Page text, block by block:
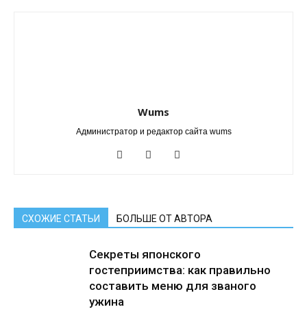
Wums
Администратор и редактор сайта wums
СХОЖИЕ СТАТЬИ БОЛЬШЕ ОТ АВТОРА
Секреты японского
гостеприимства: как правильно
составить меню для званого
ужина